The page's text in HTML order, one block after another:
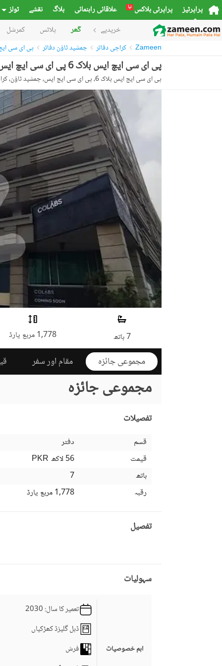
پراپرٹیز پراپرٹی بلاکس نیا علاقائی راہنمائی بلاگ نقشے ٹولز
خریدیے گھر پلاٹس کمرشل
Zameen کراچی دفاتر جمشید ٹاؤن دفاتر پی ای سی
پی ای سی ایچ ایس بلاک 6 پی ای سی ایچ ایس,جمشید ٹاؤن,کراچی میں 3 کنال دفتر 56.0 لاکھ میں کرایہ پر دستیاب ہے۔
پی ای سی ایچ ایس بلاک 6، پی ای سی ایچ ایس، جمشید ٹاؤن، کراچی، سندھ
7 باتھ 1,778 مربع یارڈ
مجموعی جائزہ مقام اور سفر
مجموعی جائزہ
تفصیلات
قسم
دفتر
قیمت
PKR
56 لاکھ
باتھ
7
رقبہ
1,778 مربع یارڈ
تفصیل
سہولیات
اہم خصوصیات
تعمیر کا سال: 2030
ڈبل گلیزڈ کھڑکیاں
فرش